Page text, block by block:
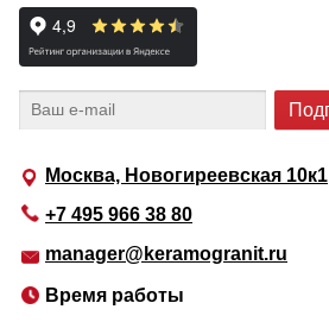
Москва, Новогиреевская 10к1
+7 495 966 38 80
manager@keramogranit.ru
Время работы